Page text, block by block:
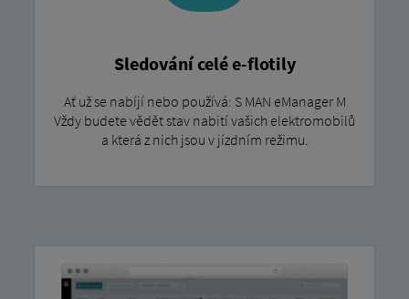
Sledování celé e-flotily
Ať už se nabíjí nebo používá: S MAN eManager M
Vždy budete vědět stav nabití vašich elektromobilů
a která z nich jsou v jízdním režimu.